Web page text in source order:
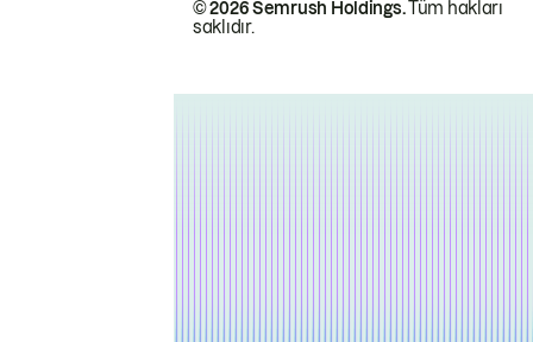
© 2026 Semrush Holdings.Tüm hakları
saklıdır.